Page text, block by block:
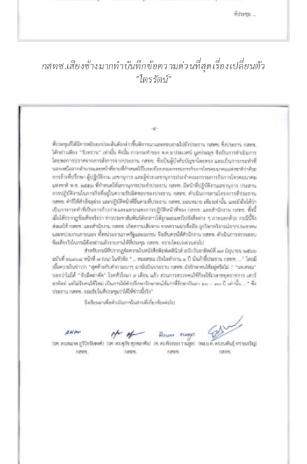
กสทช.เสียงข้างมากทำบันทึกข้อความด่วนที่สุดเรื่องเปลี่ยนตัว
"ไตรรัตน์"